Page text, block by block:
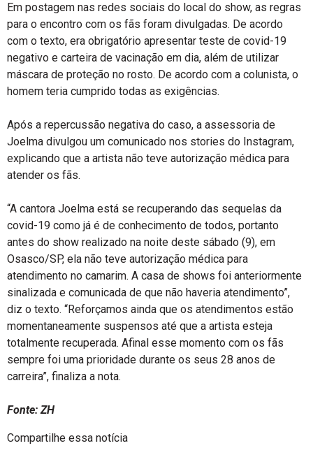
Em postagem nas redes sociais do local do show, as regras
para o encontro com os fãs foram divulgadas. De acordo
com o texto, era obrigatório apresentar teste de covid-19
negativo e carteira de vacinação em dia, além de utilizar
máscara de proteção no rosto. De acordo com a colunista, o
homem teria cumprido todas as exigências.
Após a repercussão negativa do caso, a assessoria de
Joelma divulgou um comunicado nos stories do Instagram,
explicando que a artista não teve autorização médica para
atender os fãs.
“A cantora Joelma está se recuperando das sequelas da
covid-19 como já é de conhecimento de todos, portanto
antes do show realizado na noite deste sábado (9), em
Osasco/SP, ela não teve autorização médica para
atendimento no camarim. A casa de shows foi anteriormente
sinalizada e comunicada de que não haveria atendimento”,
diz o texto. “Reforçamos ainda que os atendimentos estão
momentaneamente suspensos até que a artista esteja
totalmente recuperada. Afinal esse momento com os fãs
sempre foi uma prioridade durante os seus 28 anos de
carreira”, finaliza a nota.
Fonte: ZH
Compartilhe essa notícia